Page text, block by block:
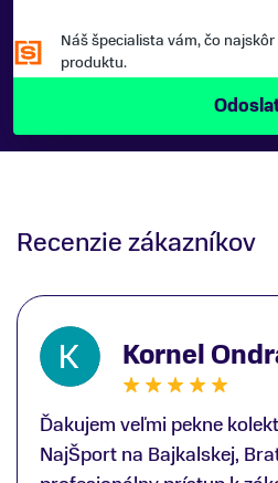
Náš špecialista vám, čo
produktu.
Recenzie zákazníkov
Kornel
Ďakujem veľmi pekne
NajŠport na Bajkalskej,